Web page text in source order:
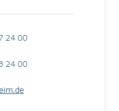
24 00
24 00